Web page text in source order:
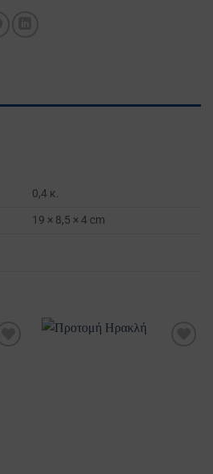
0,4 κ.
19 × 8,5 × 4 cm